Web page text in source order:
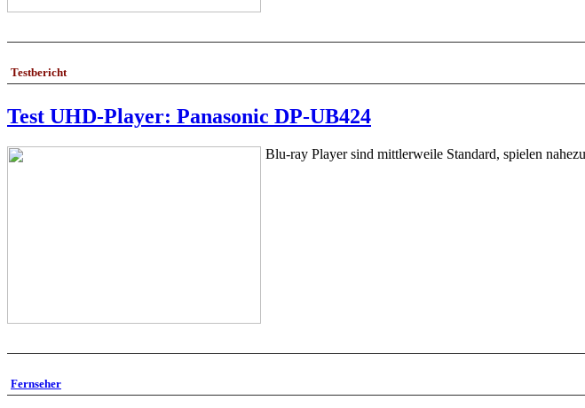
Testbericht
Test UHD-Player: Panasonic DP-UB424
Blu-ray Player sind mittlerweile Standard, spielen
Fernseher